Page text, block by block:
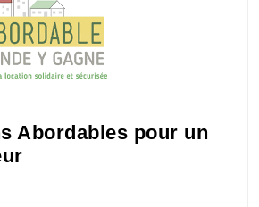
Abordables pour un
Des